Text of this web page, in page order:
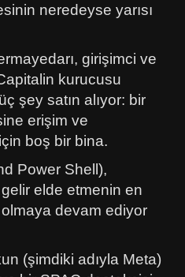
neredeyse yarısı
girişimci ve
kurucusu
şey satın alıyor: bir
erişim ve
boş bir bina.
Power Shell),
elde etmenin en
olmaya devam ediyor
(şimdiki adıyla Meta)